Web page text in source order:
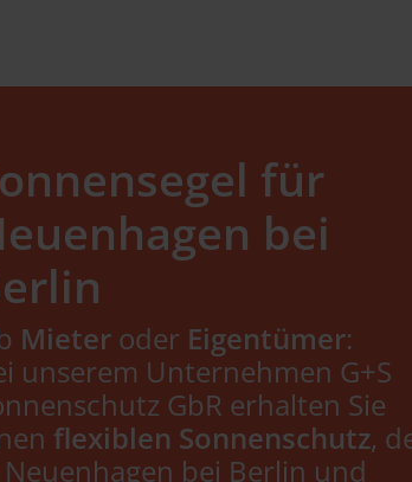
für
bei
Mieteroder Eigentümer:
unserem Unternehmen G+S
GbR erhalten Sie
flexiblen Sonnenschutz,
bei Berlin und